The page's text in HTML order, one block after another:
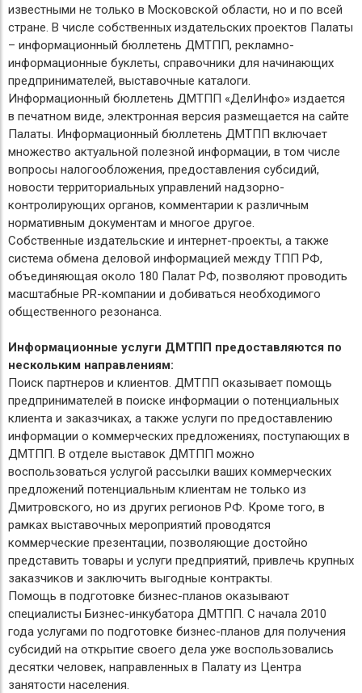
известными не только в Московской области, но и по всей
стране. В числе собственных издательских проектов Палаты
– информационный бюллетень ДМТПП, рекламно-
информационные буклеты, справочники для начинающих
предпринимателей, выставочные каталоги.
Информационный бюллетень ДМТПП «ДелИнфо» издается
в печатном виде, электронная версия размещается на сайте
Палаты. Информационный бюллетень ДМТПП включает
множество актуальной полезной информации, в том числе
вопросы налогообложения, предоставления субсидий,
новости территориальных управлений надзорно-
контролирующих органов, комментарии к различным
нормативным документам и многое другое.
Собственные издательские и интернет-проекты, а также
система обмена деловой информацией между ТПП РФ,
объединяющая около 180 Палат РФ, позволяют проводить
масштабные PR-компании и добиваться необходимого
общественного резонанса.
Информационные услуги ДМТПП предоставляются по
нескольким направлениям:
Поиск партнеров и клиентов. ДМТПП оказывает помощь
предпринимателей в поиске информации о потенциальных
клиента и заказчиках, а также услуги по предоставлению
информации о коммерческих предложениях, поступающих в
ДМТПП. В отделе выставок ДМТПП можно
воспользоваться услугой рассылки ваших коммерческих
предложений потенциальным клиентам не только из
Дмитровского, но из других регионов РФ. Кроме того, в
рамках выставочных мероприятий проводятся
коммерческие презентации, позволяющие достойно
представить товары и услуги предприятий, привлечь крупных
заказчиков и заключить выгодные контракты.
Помощь в подготовке бизнес-планов оказывают
специалисты Бизнес-инкубатора ДМТПП. С начала 2010
года услугами по подготовке бизнес-планов для получения
субсидий на открытие своего дела уже воспользовались
десятки человек, направленных в Палату из Центра
занятости населения.